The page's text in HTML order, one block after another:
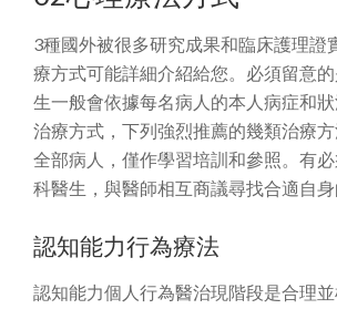
3種國外被很多研究成果和臨床護理證
療方式可能詳細介紹給您。必須留意
生一般會依據每名病人的本人病症和
治療方式，下列強烈推薦的幾類治療
全部病人，僅作學習培訓和參照。有
科醫生，與醫師相互商議尋找合適自身
認知能力行為療法
認知能力個人行為醫治現階段是合理